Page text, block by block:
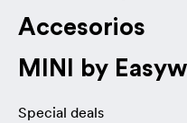
Accesorios
MINI by
Special deals